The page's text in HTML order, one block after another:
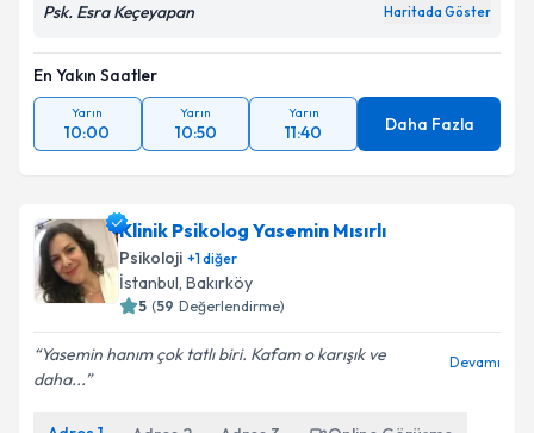
Psk. Esra Keçeyapan Haritada Göster
En Yakın Saatler
Yarın
10:00
Yarın
10:50
Yarın
11:40 Daha Fazla
Klinik Psikolog Yasemin Mısırlı
Psikoloji +1diğer
İstanbul, Bakırköy
5 (59 Değerlendirme)
Yasemin hanım çok tatlı biri. Kafam o karışık ve
daha...
Devamı